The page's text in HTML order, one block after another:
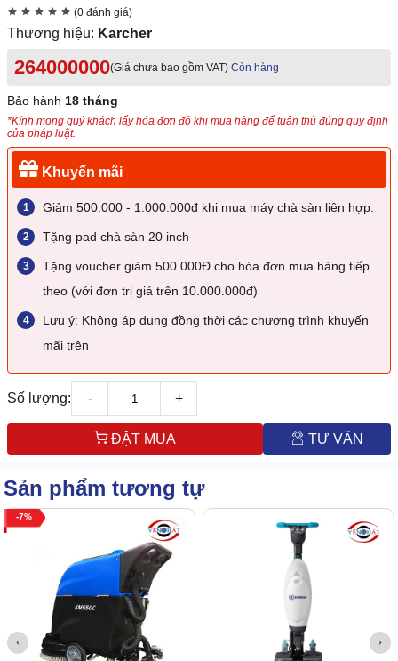
(0 đánh giá)
Thương hiệu: Karcher
264000000(Giá chưa bao gồm VAT) Còn hàng
Bảo hành 18 tháng
*Kính mong quý khách lấy hóa đơn đỏ khi mua hàng để tuân thủ đúng quy định
của pháp luật.
Khuyến mãi
Giảm 500.000 - 1.000.000đ khi mua máy chà sàn liên hợp.
Tặng pad chà sàn 20 inch
Tặng voucher giảm 500.000Đ cho hóa đơn mua hàng tiếp
theo (với đơn trị giá trên 10.000.000đ)
Lưu ý: Không áp dụng đồng thời các chương trình khuyến
mãi trên
Số lượng: - +
ĐẶT MUA TƯ VẤN
Sản phẩm tương tự
7